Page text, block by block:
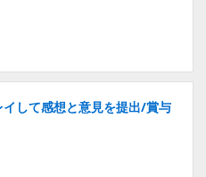
して感想と意見を提出/賞与